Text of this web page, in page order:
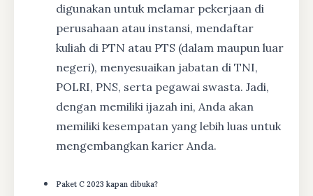
digunakan untuk melamar pekerjaan di
perusahaan atau instansi, mendaftar
kuliah di PTN atau PTS (dalam maupun luar
negeri), menyesuaikan jabatan di TNI,
POLRI, PNS, serta pegawai swasta. Jadi,
dengan memiliki ijazah ini, Anda akan
memiliki kesempatan yang lebih luas untuk
mengembangkan karier Anda.
Paket C 2023 kapan dibuka?